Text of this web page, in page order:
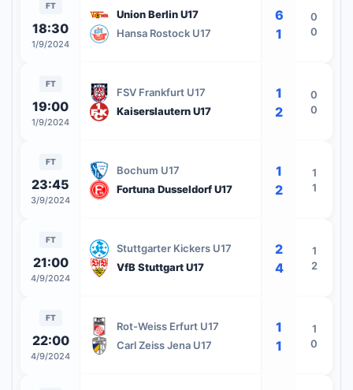
FT
18:30
1/9/2024
Union Berlin U17
Hansa Rostock U17
6
1
0
0
FT
19:00
1/9/2024
FSV Frankfurt U17
Kaiserslautern U17
1
2
0
0
FT
23:45
3/9/2024
Bochum U17
Fortuna Dusseldorf U17
1
2
1
1
FT
21:00
4/9/2024
Stuttgarter Kickers U17
VfB Stuttgart U17
2
4
1
2
FT
22:00
4/9/2024
Rot-Weiss Erfurt U17
Carl Zeiss Jena U17
1
1
1
0